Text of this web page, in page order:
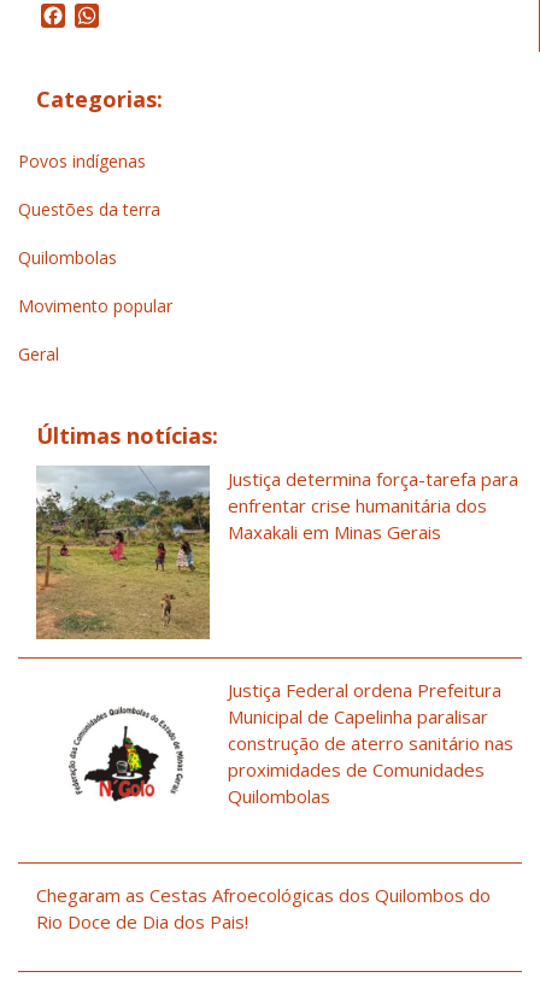
Facebook
Categorias:
Povos indígenas
Questões da terra
Quilombolas
Movimento popular
Geral
Últimas notícias:
Justiça determina força-tarefa para
enfrentar crise humanitária dos
Maxakali em Minas Gerais
Justiça Federal ordena Prefeitura
Municipal de Capelinha paralisar
construção de aterro sanitário nas
proximidades de Comunidades
Quilombolas
Chegaram as Cestas Afroecológicas dos Quilombos do
Rio Doce de Dia dos Pais!